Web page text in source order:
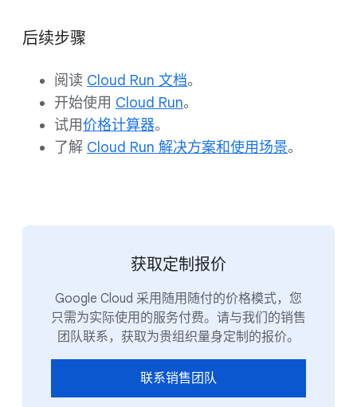
后续步骤
阅读 Cloud Run 文档。
开始使用 Cloud Run。
试用价格计算器。
了解 Cloud Run 解决方案和使用场景。
获取定制报价
Google Cloud 采用随用随付的价格模式，您
只需为实际使用的服务付费。请与我们的销售
团队联系，获取为贵组织量身定制的报价。
联系销售团队